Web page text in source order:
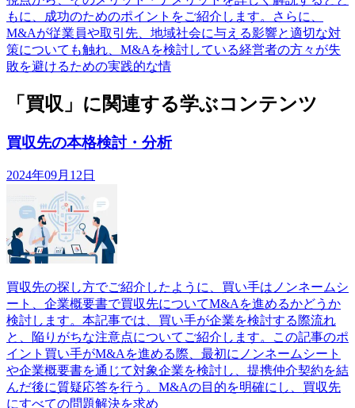
もに、成功のためのポイントをご紹介します。さらに、
M&Aが従業員や取引先、地域社会に与える影響と適切な対
策についても触れ、M&Aを検討している経営者の方々が失
敗を避けるための実践的な情
「買収」に関連する学ぶコンテンツ
買収先の本格検討・分析
2024年09月12日
買収先の探し方でご紹介したように、買い手はノンネームシ
ート、企業概要書で買収先についてM&Aを進めるかどうか
検討します。本記事では、買い手が企業を検討する際流れ
と、陥りがちな注意点についてご紹介します。この記事のポ
イント買い手がM&Aを進める際、最初にノンネームシート
や企業概要書を通じて対象企業を検討し、提携仲介契約を結
んだ後に質疑応答を行う。M&Aの目的を明確にし、買収先
にすべての問題解決を求め